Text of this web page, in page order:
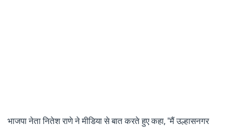
भाजपा नेता नितेश राणे ने मीडिया से बात करते हुए कहा, "मैं उल्हासनगर